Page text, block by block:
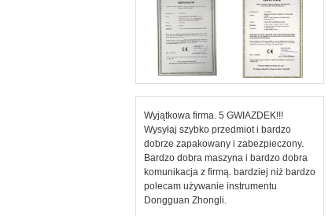
Wyjątkowa firma. 5 GWIAZDEK!!!
Wysyłaj szybko przedmiot i bardzo
dobrze zapakowany i zabezpieczony.
Bardzo dobra maszyna i bardzo dobra
komunikacja z firmą. bardziej niż bardzo
polecam używanie instrumentu
Dongguan Zhongli.